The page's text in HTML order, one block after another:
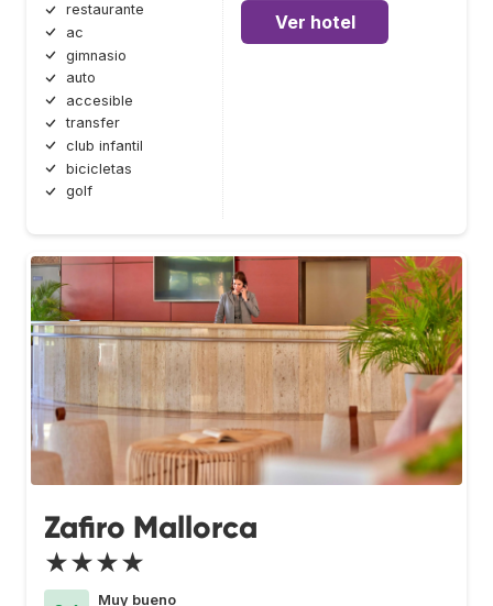
restaurante
ac
gimnasio
auto
accesible
transfer
club infantil
bicicletas
golf
Ver hotel
Zafiro Mallorca
★★★★
Muy bueno